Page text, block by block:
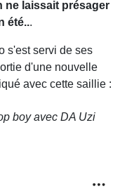
ne laissait présager
été...
s'est servi de ses
d'une nouvelle
avec cette saillie :
boy avec DA Uzi